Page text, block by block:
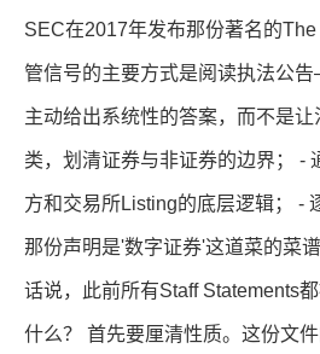
SEC在2017年发布那份著名的
管信号的主要方式是阅读执法公
主动给出系统性的答案，而不是
类，划清证券与非证券的边界； -
方和交易所Listing的底层逻辑； -
那份声明是'数字证券'这道菜的菜
话说，此前所有Staff Statements
什么？ 首先要厘清性质。这份文